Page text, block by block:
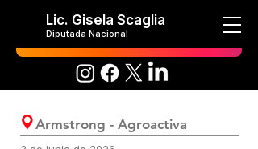
Lic. Gisela Scaglia
Diputada Nacional
Armstrong - Agroactiva